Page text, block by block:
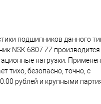
подшипников данного
NSK 6807 ZZ производится
нагрузки.
тихо, безопасно, точно, с
рублей и крупными